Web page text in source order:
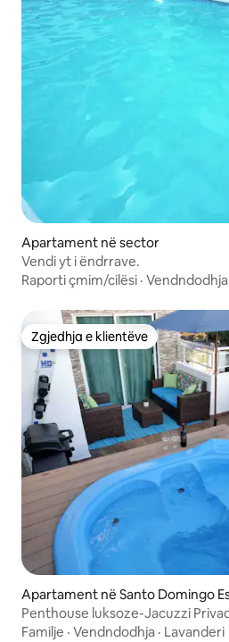
Apartament në sector
Vendi yt i ëndrrave.
Raporti çmim/cilësi · Vendndodhja
Zgjedhja e klientëve
Zgjedhja e klientëve
Apartament në Santo Domingo
Penthouse luksoze-Jacuzzi
Familje · Vendndodhja · Lavanderi